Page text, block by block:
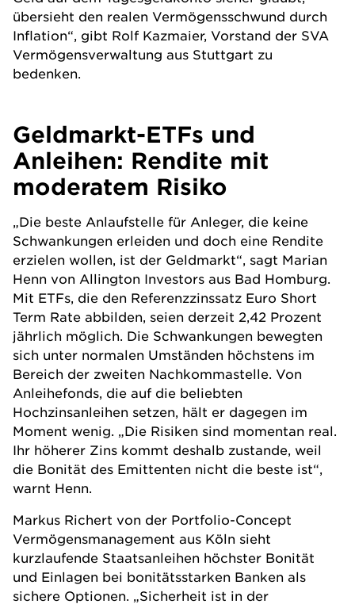
übersieht den realen Vermögensschwund durch
Inflation“, gibt Rolf Kazmaier, Vorstand der SVA
Vermögensverwaltung aus Stuttgart zu
bedenken.
Geldmarkt-ETFs und
Anleihen: Rendite mit
moderatem Risiko
„Die beste Anlaufstelle für Anleger, die keine
Schwankungen erleiden und doch eine Rendite
erzielen wollen, ist der Geldmarkt“, sagt Marian
Henn von Allington Investors aus Bad Homburg.
Mit ETFs, die den Referenzzinssatz Euro Short
Term Rate abbilden, seien derzeit 2,42 Prozent
jährlich möglich. Die Schwankungen bewegten
sich unter normalen Umständen höchstens im
Bereich der zweiten Nachkommastelle. Von
Anleihefonds, die auf die beliebten
Hochzinsanleihen setzen, hält er dagegen im
Moment wenig. „Die Risiken sind momentan real.
Ihr höherer Zins kommt deshalb zustande, weil
die Bonität des Emittenten nicht die beste ist“,
warnt Henn.
Markus Richert von der Portfolio-Concept
Vermögensmanagement aus Köln sieht
kurzlaufende Staatsanleihen höchster Bonität
und Einlagen bei bonitätsstarken Banken als
sichere Optionen. „Sicherheit ist in der